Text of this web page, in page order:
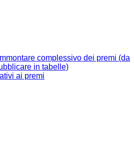
complessivo dei premi (da
in tabelle)
ai premi